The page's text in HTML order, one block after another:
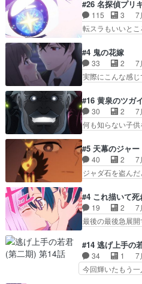
目的を忘れてま
するのは嫌。世
で散歩させてた
回なのにビキニ
推しの吾野伊万
んの手品回であ
タ教育のせいで
人前での苦手意
ストアで視聴し
#26 名探偵プリ
115 3
7
転スラもいいと
なはプリキュア
躍、敵を圧倒っ
エクレール初変
クレールは強い
ッコロで始まっ
www実質まどマ
レールが倒した
#4 鬼の花嫁
33 2
7
実際にこんな感
の花嫁は一見す
んのご両親の登
父さんが石田彰
の立場わかって
子にも優しいし
夜の父親の話で
つ鬼龍院家の現
#16 黄泉のツガ
30 2
7
何も知らない子
いバトル回の最
て作者が描きた
秘密がちょっと
ちさんが対決♪
く動いていてず
DaemonsRealm
村を捨てて新郷
#5 天幕のジャ
40 2
7
ジャダ石を盗ん
ぶややこしいこ
も良いし毎話良
ゲネ后との出会
人物多いけどつ
んがめっちゃ可
ちゃくちゃテン
偵に行ったはず
#4 これ描いて死
19 2
7
最後の最後急展
は泣かなかった
品はこういうの
雄に親しんだ人
ヌルした動きと
#14 逃げ上手の
34 1
7
今回輝いたもう